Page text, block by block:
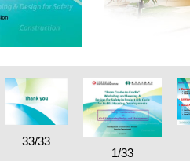
33/33
1/33